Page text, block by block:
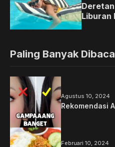
Liburan
Paling Banyak
Agustus 10, 2024
Rekomendasi
Februari 10, 2024